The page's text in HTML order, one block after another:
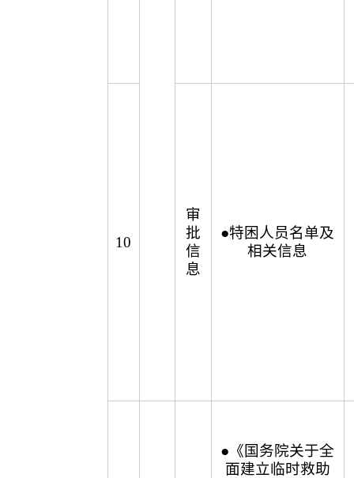
10
审
批
信
息
●特困人员名单及
相关信息
●《国务院关于全
面建立临时救助